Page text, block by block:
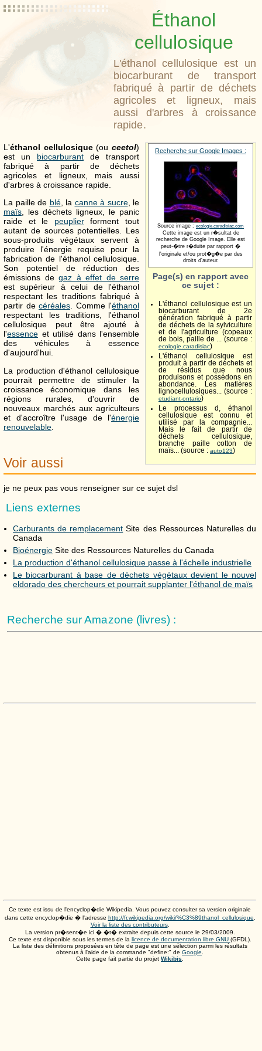
Éthanol
cellulosique
L'éthanol cellulosique est un
biocarburant de transport
fabriqué à partir de déchets
agricoles et ligneux, mais
aussi d'arbres à croissance
rapide.
Recherche sur Google Images :
Source image : ecologie.caradisiac.com
Cette image est un r�sultat de
recherche de Google Image. Elle est
peut-�tre r�duite par rapport �
l'originale et/ou prot�g�e par des
droits d'auteur.
Page(s) en rapport avec
ce sujet :
L'éthanol cellulosique est un
biocarburant de 2e
génération fabriqué à partir
de déchets de la sylviculture
et de l'agriculture (copeaux
de bois, paille de ... (source :
ecologie.caradisiac)
L'éthanol cellulosique est
produit à partir de déchets et
de résidus que nous
produisons et possédons en
abondance. Les matières
lignocellulosiques... (source :
etudiant-ontario)
Le processus d, éthanol
cellulosique est connu et
utilisé par la compagnie...
Mais le fait de partir de
déchets cellulosique,
branche paille cotton de
maïs... (source : auto123)
L'éthanol cellulosique(ouceetol)
est un biocarburant de transport
fabriqué à partir de déchets
agricoles et ligneux, mais aussi
d'arbres à croissance rapide.
La paille de blé, la canne à sucre, le
maïs, les déchets ligneux, le panic
raide et le peuplierforment tout
autant de sources potentielles. Les
sous-produits végétaux servent à
produire l'énergie requise pour la
fabrication de l'éthanol cellulosique.
Son potentiel de réduction des
émissions de gaz à effet de serre
est supérieur à celui de l'éthanol
respectant les traditions fabriqué à
partir de céréales. Comme l'éthanol
respectant les traditions, l'éthanol
cellulosique peut être ajouté à
l'essence et utilisé dans l'ensemble
des véhicules à essence
d'aujourd'hui.
La production d'éthanol cellulosique
pourrait permettre de stimuler la
croissance économique dans les
régions rurales, d'ouvrir de
nouveaux marchés aux agriculteurs
et d'accroître l'usage de l'énergie
renouvelable
Voir aussi
je ne peux pas vous renseigner sur ce sujet dsl
Liens externes
Carburants de remplacement Site des Ressources Naturelles du
Canada
Bioénergie Site des Ressources Naturelles du Canada
La production d'éthanol cellulosique passe à l'échelle industrielle
Le biocarburant à base de déchets végétaux devient le nouvel
eldorado des chercheurs et pourrait supplanter l'éthanol de maïs
Recherche sur Amazone (livres) :
Ce texte est issu de l'encyclop�die Wikipedia. Vous pouvez consulter sa version originale
dans cette encyclop�die � l'adresse http://fr.wikipedia.org/wiki/%C3%89thanol_cellulosique.
Voir la liste des contributeurs.
La version pr�sent�e ici � �t� extraite depuis cette source le 29/03/2009.
Ce texte est disponible sous les termes de la licence de documentation libre GNU (GFDL).
La liste des définitions proposées en tête de page est une sélection parmi les résultats
obtenus à l'aide de la commande "define:" de Google.
Cette page fait partie du projet Wikibis.